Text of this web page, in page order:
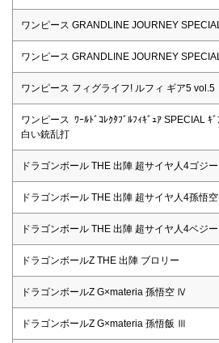
ワンピース GRANDLINE JOURNEY
ワンピース GRANDLINE JOURNEY
ワンピース フィグライフ! ルフィ ギア5 vol.5
ワンピース ﾜｰﾙﾄﾞｺﾚｸﾀﾌﾞﾙﾌｨｷﾞｭｱ SPECIAL ｷﾞ
白い銃乱打
ドラゴンボール THE 出陣 超サイヤ人4ゴジー
ドラゴンボール THE 出陣 超サイヤ人4孫悟空
ドラゴンボール THE 出陣 超サイヤ人4ベジー
ドラゴンボールZ THE 出陣 ブロリー
ドラゴンボールZ G×materia 孫悟空 Ⅳ
ドラゴンボールZ G×materia 孫悟飯 Ⅲ